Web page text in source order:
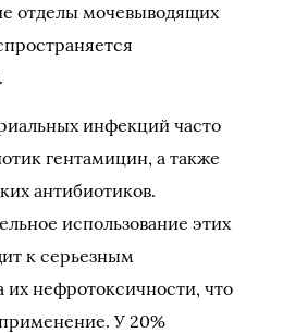
отделы мочевыводящих
инфекций часто
гентамицин, а также
антибиотиков.
использование этих
к серьезным
нефротоксичности, что
У 20%